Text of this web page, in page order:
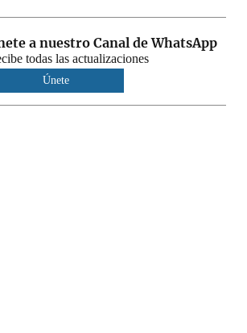
a nuestro Canal de WhatsApp
todas las actualizaciones
Únete